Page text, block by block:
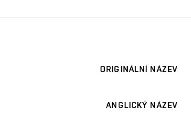
ORIGINÁLNÍ NÁZEV
ANGLICKÝ NÁZEV